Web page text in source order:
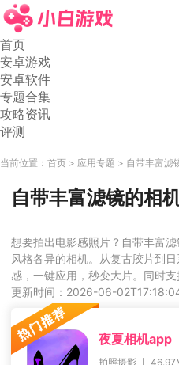
首页
安卓游戏
安卓软件
专题合集
攻略资讯
评测
当前位置： 首页 应用专题 自带丰富滤
自带丰富滤镜的相
想要拍出电影感照片？自带丰富
风格各异的相机。从复古胶片到
感，一键应用，秒变大片。同时
能，拍照记录生活更有仪式感。喜
寻找属于你的那一款吧！
更新时间：2026-06-
夜夏相机app
拍照摄影 丨